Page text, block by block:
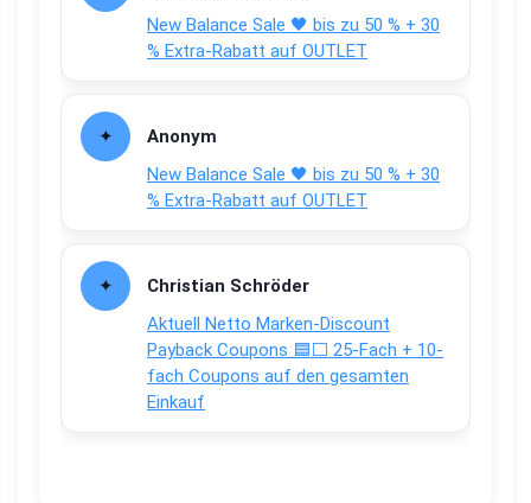
New Balance Sale 🖤 bis zu 50 % + 30
% Extra-Rabatt auf OUTLET
Anonym
New Balance Sale 🖤 bis zu 50 % + 30
% Extra-Rabatt auf OUTLET
Christian Schröder
Aktuell Netto Marken-Discount
Payback Coupons 🟦⬜ 25-Fach + 10-
fach Coupons auf den gesamten
Einkauf